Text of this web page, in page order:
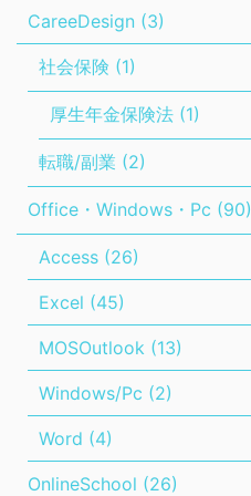
CareeDesign (3)
社会保険 (1)
厚生年金保険法 (1)
転職/副業 (2)
Office・Windows・Pc (90)
Access (26)
Excel (45)
MOSOutlook (13)
Windows/Pc (2)
Word (4)
OnlineSchool (26)